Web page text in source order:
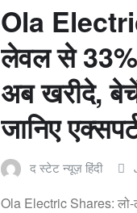
Ola
लेवल से
अब खरीदे,
जानिए
द स्टेट न्यूज़ हिंदी
Ola Electric Shares: